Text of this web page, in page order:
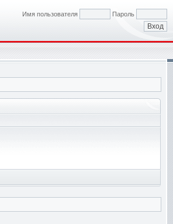
Имя пользователя Пароль